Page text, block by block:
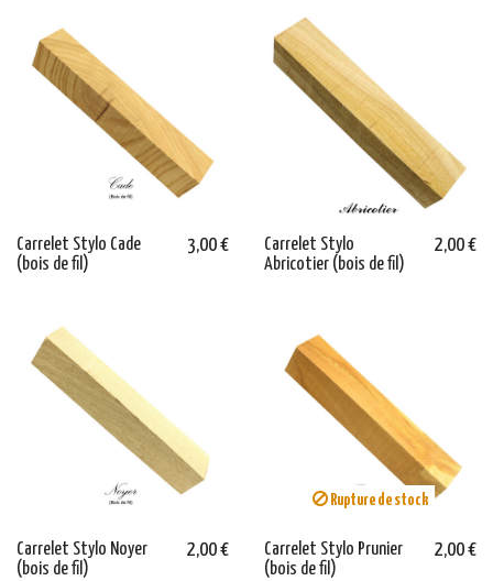
Carrelet Stylo Cade
(bois de fil)
3,00 €
Carrelet Stylo
Abricotier (bois de fil)
2,00 €
Carrelet Stylo Noyer
(bois de fil)
2,00 €
Rupture de stock
Carrelet Stylo Prunier
(bois de fil)
2,00 €